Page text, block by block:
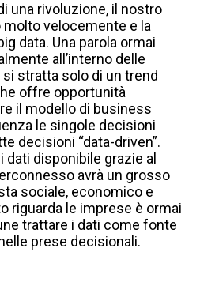
una rivoluzione, il nostro
velocemente e la
data. Una parola ormai
all’interno delle
stratta solo di un trend
offre opportunità
il modello di business
le singole decisioni
decisioni “data-driven”.
dati disponibile grazie al
avrà un grosso
sociale, economico e
riguarda le imprese è ormai
trattare i dati come fonte
prese decisionali.